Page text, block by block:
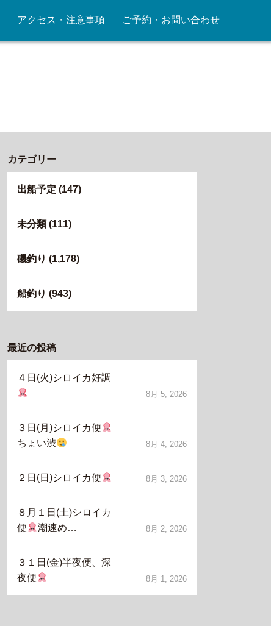
アクセス・注意事項 ご予約・お問い合わせ
カテゴリー
出船予定 (147)
未分類(111)
磯釣り (1,178)
船釣り (943)
最近の投稿
４日(火)シロイカ好調
8月 5, 2026
３日(月)シロイカ便
ちょい渋
8月 4, 2026
２日(日)シロイカ便 8月 3, 2026
８月１日(土)シロイカ
便
潮速め… 8月 2, 2026
３１日(金)半夜便、深
夜便
8月 1, 2026